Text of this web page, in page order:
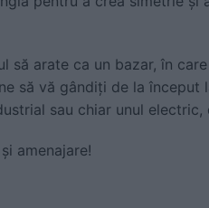
să arate ca un bazar, în
să vă gândiți de la
sau chiar unul electric,
amenajare!